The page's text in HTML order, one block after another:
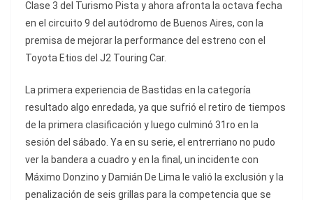
Clase 3 del Turismo Pista y ahora afronta la octava fecha
en el circuito 9 del autódromo de Buenos Aires, con la
premisa de mejorar la performance del estreno con el
Toyota Etios del J2 Touring Car.
La primera experiencia de Bastidas en la categoría
resultado algo enredada, ya que sufrió el retiro de tiempos
de la primera clasificación y luego culminó 31ro en la
sesión del sábado. Ya en su serie, el entrerriano no pudo
ver la bandera a cuadro y en la final, un incidente con
Máximo Donzino y Damián De Lima le valió la exclusión y la
penalización de seis grillas para la competencia que se